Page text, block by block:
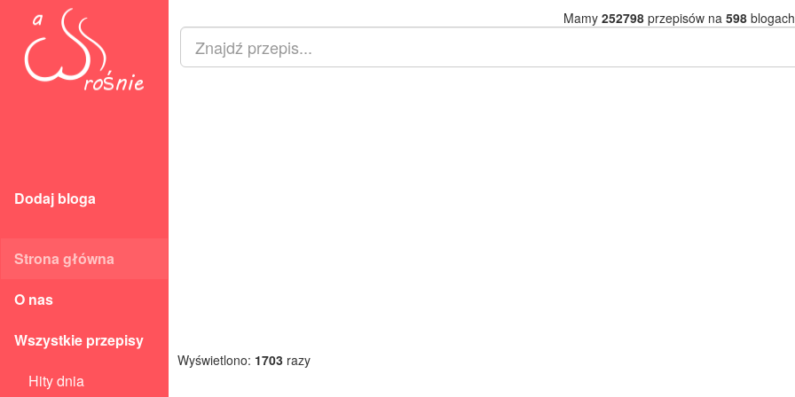
Dodaj bloga
Strona główna
O nas
Wszystkie przepisy
Hity dnia
Mamy 252798przepisów na 598
Wyświetlono: 1703 razy